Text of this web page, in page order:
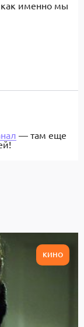
именно мы
— там еще
КИНО